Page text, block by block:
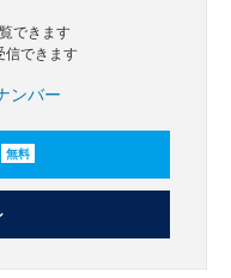
できます
信できます
ンバー
無料